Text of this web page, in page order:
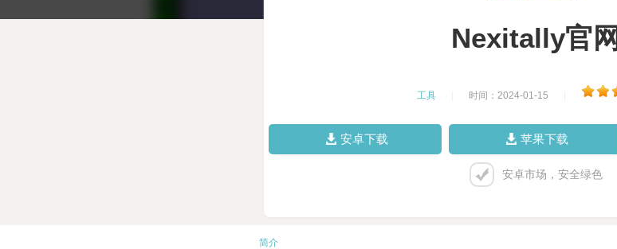
Nexitally官网
工具 时间：2024-01-15
安卓下载 苹果下载
安卓市场，安全绿色
简介